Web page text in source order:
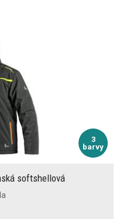
3
barvy
softshellová